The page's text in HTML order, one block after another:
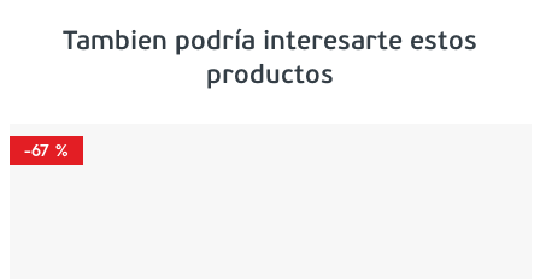
Tambien podría interesarte estos
productos
-67 %